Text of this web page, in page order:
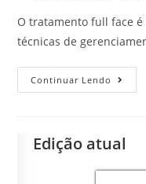
O tratamento full face
técnicas de
Continuar Lendo
Edição atual